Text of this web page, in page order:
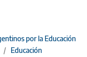
por la Educación
/ Educación